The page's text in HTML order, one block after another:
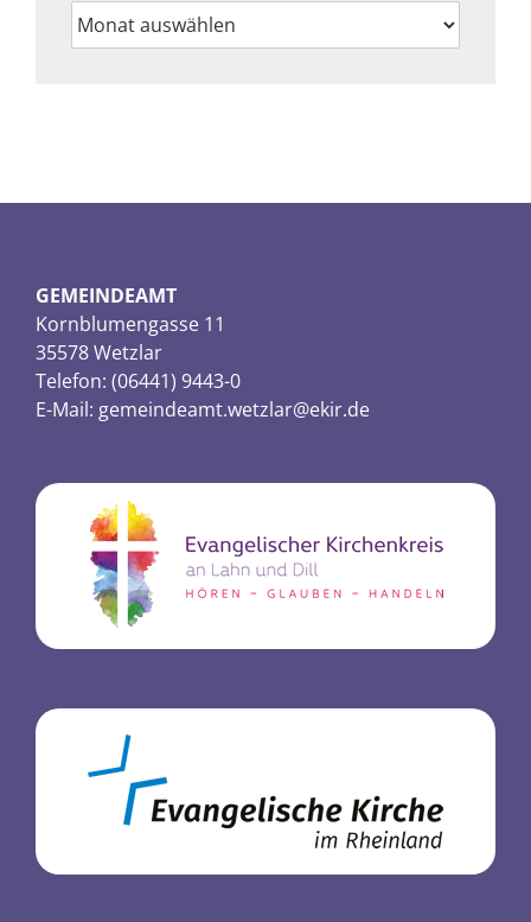
Archiv
GEMEINDEAMT
Kornblumengasse 11
35578 Wetzlar
Telefon: (06441) 9443-0
E-Mail: gemeindeamt.wetzlar@ekir.de